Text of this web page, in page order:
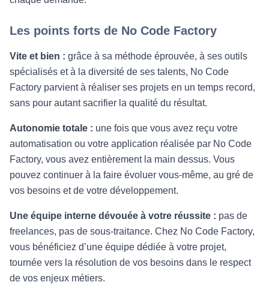
Les points forts de No Code Factory
Vite et bien : grâce à sa méthode éprouvée, à ses outils
spécialisés et à la diversité de ses talents, No Code
Factory parvient à réaliser ses projets en un temps record,
sans pour autant sacrifier la qualité du résultat.
Autonomie totale : une fois que vous avez reçu votre
automatisation ou votre application réalisée par No Code
Factory, vous avez entièrement la main dessus. Vous
pouvez continuer à la faire évoluer vous-même, au gré de
vos besoins et de votre développement.
Une équipe interne dévouée à votre réussite : pas de
freelances, pas de sous-traitance. Chez No Code Factory,
vous bénéficiez d’une équipe dédiée à votre projet,
tournée vers la résolution de vos besoins dans le respect
de vos enjeux métiers.